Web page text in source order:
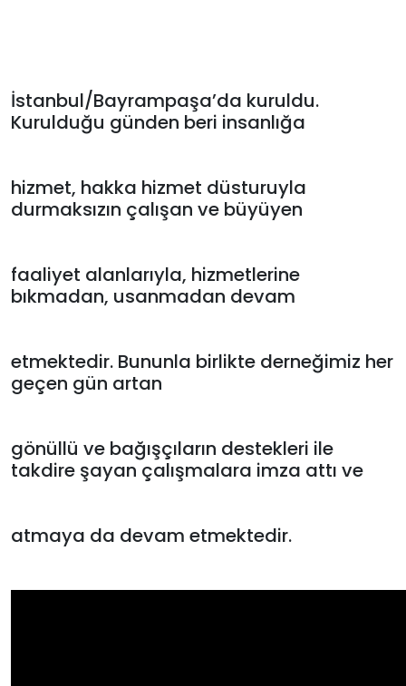
İstanbul/Bayrampaşa’da kuruldu.
Kurulduğu günden beri insanlığa
hizmet, hakka hizmet düsturuyla
durmaksızın çalışan ve büyüyen
faaliyet alanlarıyla, hizmetlerine
bıkmadan, usanmadan devam
etmektedir. Bununla birlikte derneğimiz her
geçen gün artan
gönüllü ve bağışçıların destekleri ile
takdire şayan çalışmalara imza attı ve
atmaya da devam etmektedir.